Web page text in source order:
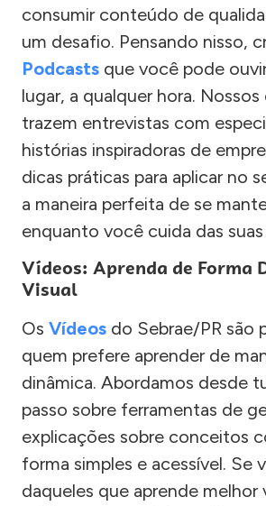
consumir conteúdo de
um desafio. Pensando nisso,
Podcasts que você pode
lugar, a qualquer hora.
trazem entrevistas com
histórias inspiradoras de
dicas práticas para aplicar no
a maneira perfeita de se
enquanto você cuida das
Vídeos: Aprenda de Forma
Visual
Os Vídeos do Sebrae/PR são
quem prefere aprender de
dinâmica. Abordamos desde
passo sobre ferramentas de
explicações sobre conceitos
forma simples e acessível. Se
daqueles que aprende melhor